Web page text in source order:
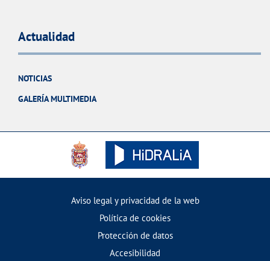
Actualidad
NOTICIAS
GALERÍA MULTIMEDIA
Aviso legal y privacidad de la web
Política de cookies
Protección de datos
Accesibilidad